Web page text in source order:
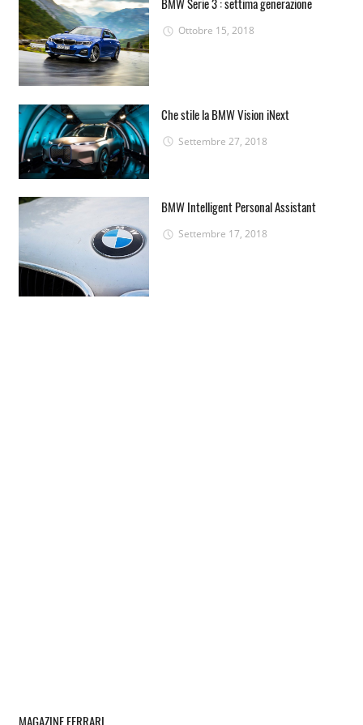
Ottobre 15, 2018
Che stile la BMW Vision iNext
Settembre 27, 2018
BMW Intelligent Personal Assistant
Settembre 17, 2018
MAGAZINE FERRARI